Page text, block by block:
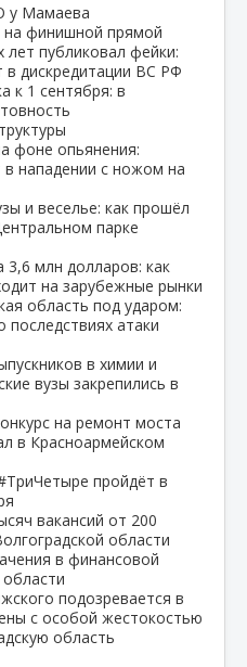
у Мамаева
на финишной прямой
лет публиковал фейки:
в дискредитации ВС РФ
к 1 сентября: в
фоне опьянения:
в нападении с ножом на
и веселье: как прошёл
парке
3,6 млн долларов: как
на зарубежные рынки
область под ударом:
атаки
в химии и
вузы закрепились в
на ремонт моста
в Красноармейском
пройдёт в
вакансий от 200
области
в финансовой
подозревается в
с особой жестокостью
область